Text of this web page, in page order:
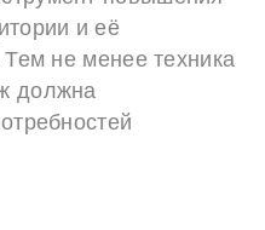
и её
Тем не менее техника
должна